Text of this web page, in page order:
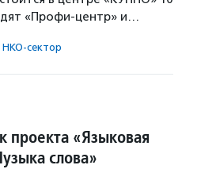
«Профи-центр» и…
НКО-сектор
проекта «Языковая
слова»